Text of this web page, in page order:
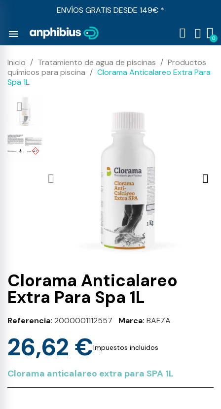
ENVÍOS GRATIS DESDE 149€ *
menu
Inicio Tratamiento de agua de piscinas
Productos
químicos para piscina
Clorama Anticalareo Extra Para
Spa 1L
Clorama Anticalareo
Extra Para Spa 1L
Referencia 2000001112557 Marca BAEZA
26,62 €Impuestos incluidos
Clorama anticalareo extra para SPA 1L